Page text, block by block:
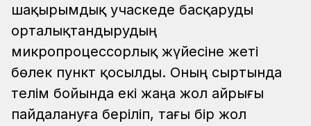
шақырымдық учаскеде басқаруды
орталықтандырудың
микропроцессорлық жүйесіне жеті
бөлек пункт қосылды. Оның сыртында
телім бойында екі жаңа жол айрығы
пайдалануға беріліп, тағы бір жол